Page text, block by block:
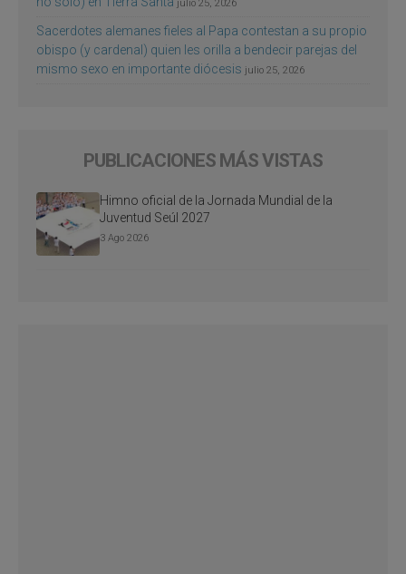
julio 25, 2026
Sacerdotes alemanes fieles al Papa contestan a su propio
obispo (y cardenal) quien les orilla a bendecir parejas del
mismo sexo en importante diócesis julio 25, 2026
PUBLICACIONES MÁS VISTAS
Himno oficial de la Jornada Mundial de la
Juventud Seúl 2027
3 Ago 2026